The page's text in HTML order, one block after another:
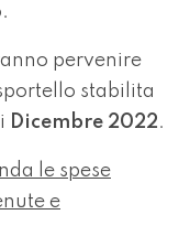
pervenire
stabilita
Dicembre 2022.
le spese
e